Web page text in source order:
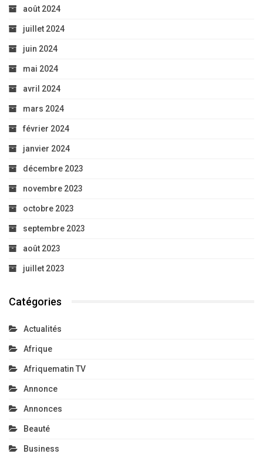
août 2024
juillet 2024
juin 2024
mai 2024
avril 2024
mars 2024
février 2024
janvier 2024
décembre 2023
novembre 2023
octobre 2023
septembre 2023
août 2023
juillet 2023
Catégories
Actualités
Afrique
Afriquematin TV
Annonce
Annonces
Beauté
Business